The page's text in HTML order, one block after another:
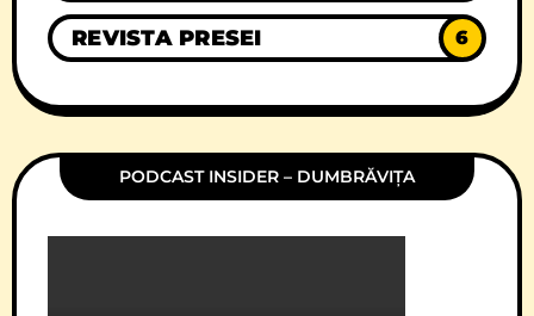
REVISTA PRESEI 6
PODCAST INSIDER – DUMBRĂVIȚA